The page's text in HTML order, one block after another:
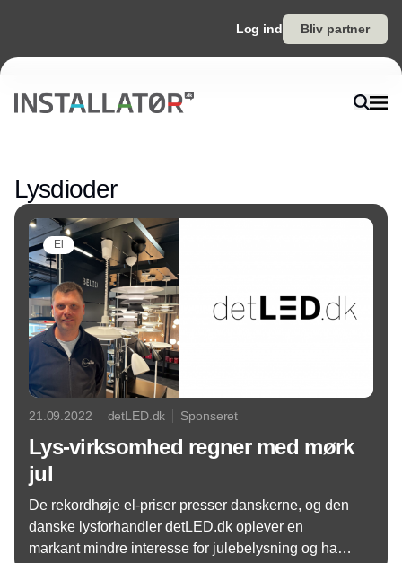
Log ind Bliv partner
Lysdioder
El
21.09.2022 detLED.dk Sponseret
Lys-virksomhed regner med mørk
jul
De rekordhøje el-priser presser danskerne, og den
danske lysforhandler detLED.dk oplever en
markant mindre interesse for julebelysning og har